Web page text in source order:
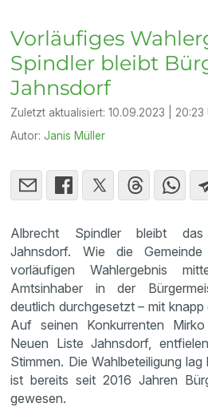
Vorläufiges
Spindler bleibt
Jahnsdorf
Zuletzt aktualisiert:10.09.2023 | 20:23
Autor:Janis Müller
Albrecht Spindler bleibt
Jahnsdorf. Wie die
vorläufigen Wahlergebnis
Amtsinhaber in der
deutlich durchgesetzt – mit knapp
Auf seinen Konkurrenten
Neuen Liste Jahnsdorf,
Stimmen. Die Wahlbeteiligung
ist bereits seit 2016 Jahren
gewesen.